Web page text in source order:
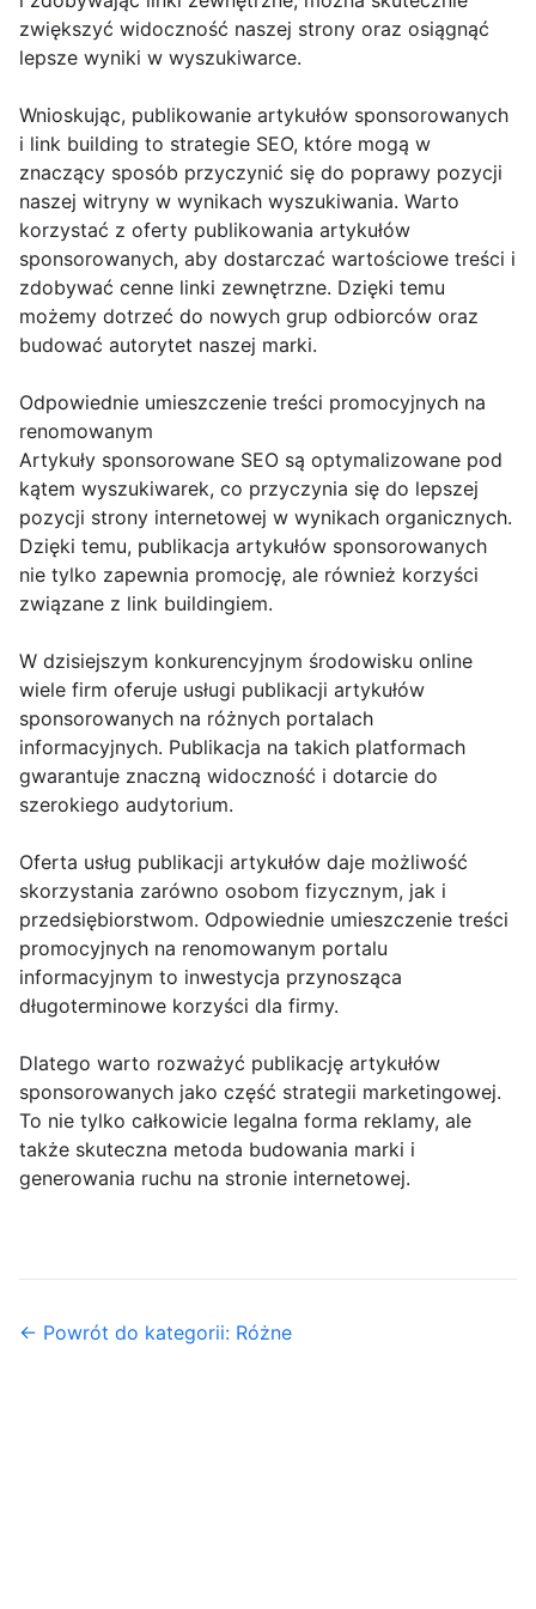
zwiększyć widoczność naszej strony oraz osiągnąć
lepsze wyniki w wyszukiwarce.
Wnioskując, publikowanie artykułów sponsorowanych
i link building to strategie SEO, które mogą w
znaczący sposób przyczynić się do poprawy pozycji
naszej witryny w wynikach wyszukiwania. Warto
korzystać z oferty publikowania artykułów
sponsorowanych, aby dostarczać wartościowe treści i
zdobywać cenne linki zewnętrzne. Dzięki temu
możemy dotrzeć do nowych grup odbiorców oraz
budować autorytet naszej marki.
Odpowiednie umieszczenie treści promocyjnych na
renomowanym
Artykuły sponsorowane SEO są optymalizowane pod
kątem wyszukiwarek, co przyczynia się do lepszej
pozycji strony internetowej w wynikach organicznych.
Dzięki temu, publikacja artykułów sponsorowanych
nie tylko zapewnia promocję, ale również korzyści
związane z link buildingiem.
W dzisiejszym konkurencyjnym środowisku online
wiele firm oferuje usługi publikacji artykułów
sponsorowanych na różnych portalach
informacyjnych. Publikacja na takich platformach
gwarantuje znaczną widoczność i dotarcie do
szerokiego audytorium.
Oferta usług publikacji artykułów daje możliwość
skorzystania zarówno osobom fizycznym, jak i
przedsiębiorstwom. Odpowiednie umieszczenie treści
promocyjnych na renomowanym portalu
informacyjnym to inwestycja przynosząca
długoterminowe korzyści dla firmy.
Dlatego warto rozważyć publikację artykułów
sponsorowanych jako część strategii marketingowej.
To nie tylko całkowicie legalna forma reklamy, ale
także skuteczna metoda budowania marki i
generowania ruchu na stronie internetowej.
← Powrót do kategorii: Różne